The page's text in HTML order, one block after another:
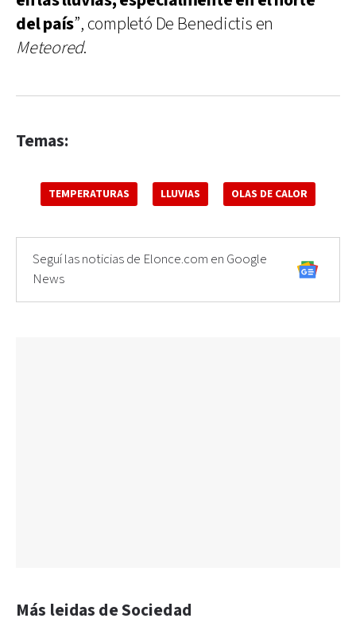
del país”, completó De Benedictis en
Meteored.
Temas:
TEMPERATURAS LLUVIAS OLAS DE CALOR
Seguí las noticias de Elonce.com en Google
News
Más leidas de Sociedad